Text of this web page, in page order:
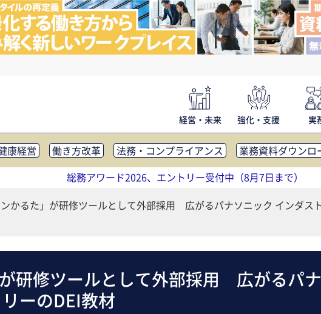
経営・未来 強化・支援 実
康経営 働き方改革 法務・コンプライアンス
業務資料ダウンロ
社外・社内広報 社外・社内コミュニケーション活性化
FM・オフ
助成金・補助金・コスト削減 アウトソーシング・BPO
調査・レ
総務アワード2026、エントリー受付中（8月7日まで）
ンかるた」が研修ツールとして外部採用 広がるパナソニック インダス
が研修ツールとして外部採用 広がるパナ
ーのDEI教材